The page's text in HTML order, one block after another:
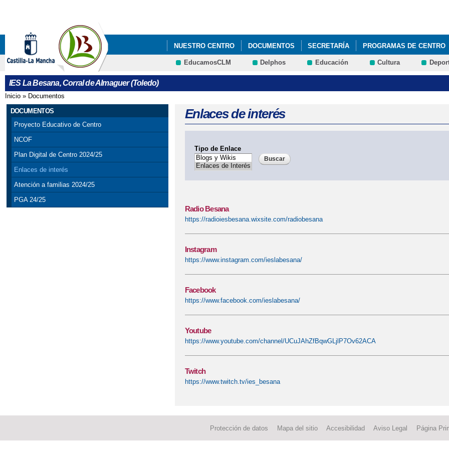
NUESTRO CENTRO DOCUMENTOS SECRETARÍA PROGRAMAS DE CENTRO
EducamosCLM Delphos Educación Cultura
IES La Besana, Corral de Almaguer (Toledo)
Se encuentra usted aquí
Inicio » Documentos
DOCUMENTOS
Proyecto Educativo de Centro
NCOF
Plan Digital de Centro 2024/25
Enlaces de interés
Atención a familias 2024/25
PGA 24/25
Enlaces de interés
Tipo de Enlace
Radio Besana
https://radioiesbesana.wixsite.com/radiobesana
Instagram
https://www.instagram.com/ieslabesana/
Facebook
https://www.facebook.com/ieslabesana/
Youtube
https://www.youtube.com/channel/UCuJAhZfBqwGLjlP7Ov62ACA
Twitch
https://www.twitch.tv/ies_besana
Protección de datos Mapa del sitio Accesibilidad Aviso Legal Página